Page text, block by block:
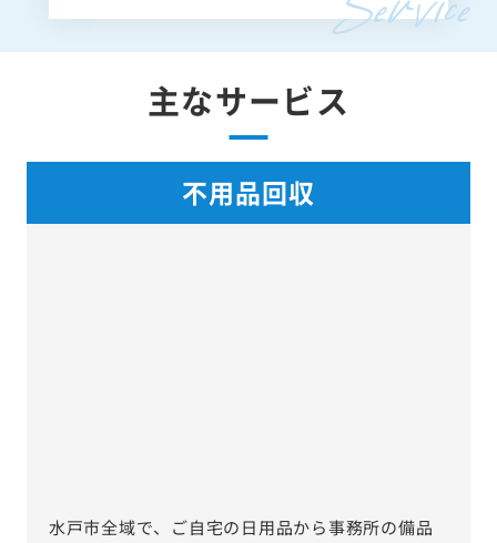
主なサービス
不用品回収
水戸市全域で、ご自宅の日用品から事務所の備品